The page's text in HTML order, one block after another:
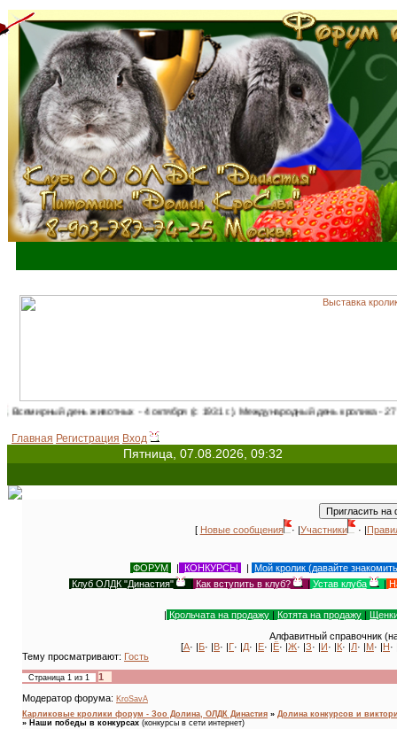
день животных - 4 октября (с 1931 г.). Международный день кролика - 27
Главная Регистрация Вход
Пятница, 07.08.2026, 09:32
[ Новые сообщения · |Участники · |
ФОРУМ | КОНКУРСЫ | Мой кролик (давайте
Клуб ОЛДК "Династия"
| Как вступить в клуб? | Устав клуба |
| Крольчата на продажу | Котята на продажу |
Алфавитный справочник
[А· |Б· |В· |Г· |Д· |Е· |Ё· |Ж· |З· |И· |К· |Л· |М· |Н·
Тему просматривают: Гость
Страница 1 из 1
1
Модератор форума: KroSavA
Карликовые кролики форум - Зоо Долина, ОЛДК Династия » Долина конкурсов и
» Наши победы в конкурсах (конкурсы в сети интернет)